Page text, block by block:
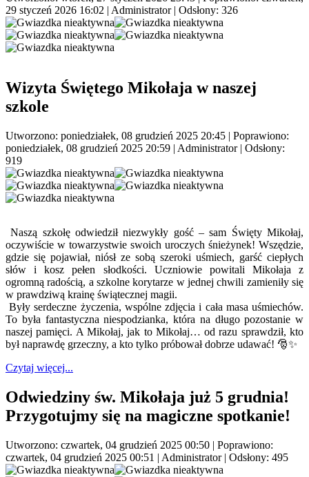
29 styczeń 2026 16:02 | Administrator| Odsłony: 326
Wizyta Świętego Mikołaja w naszej
szkole
Utworzono: poniedziałek, 08 grudzień 2025 20:45 | Poprawiono:
poniedziałek, 08 grudzień 2025 20:59 | Administrator| Odsłony:
919
Naszą szkołę odwiedził niezwykły gość – sam Święty Mikołaj,
oczywiście w towarzystwie swoich uroczych śnieżynek! Wszędzie,
gdzie się pojawiał, niósł ze sobą szeroki uśmiech, garść ciepłych
słów i kosz pełen słodkości. Uczniowie powitali Mikołaja z
ogromną radością, a szkolne korytarze w jednej chwili zamieniły się
w prawdziwą krainę świątecznej magii.
Były serdeczne życzenia, wspólne zdjęcia i cała masa uśmiechów.
To była fantastyczna niespodzianka, która na długo pozostanie w
naszej pamięci. A Mikołaj, jak to Mikołaj… od razu sprawdził, kto
był naprawdę grzeczny, a kto tylko próbował dobrze udawać! 🎅✨
Czytaj więcej...
Odwiedziny św. Mikołaja już 5 grudnia!
Przygotujmy się na magiczne spotkanie!
Utworzono: czwartek, 04 grudzień 2025 00:50 | Poprawiono:
czwartek, 04 grudzień 2025 00:51 | Administrator| Odsłony: 495